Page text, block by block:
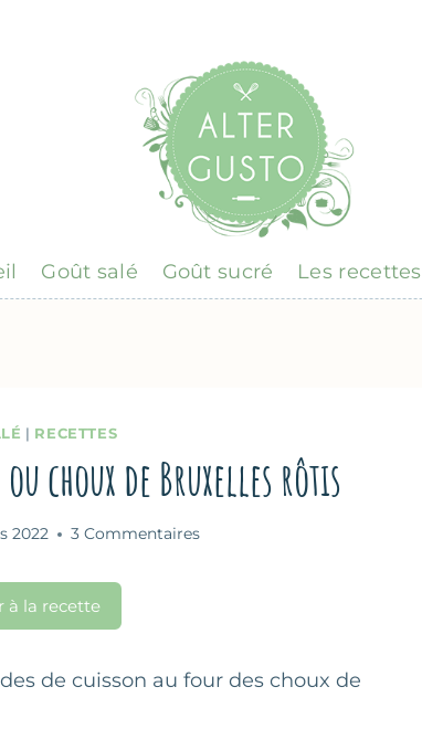
Goût salé Goût sucré Les recettes
| RECETTES
ou choux de Bruxelles rôtis
2022 3 Commentaires
à la recette
de cuisson au four des choux de